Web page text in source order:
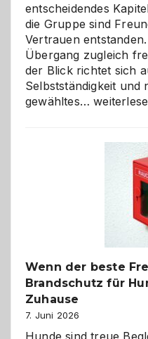
entscheidendes
die Gruppe sind
Vertrauen
Übergang zugleich
der Blick richtet sich
Selbstständigkeit und
gewähltes…Abschied
bewusst
herzlich
gestalten
Wenn der beste
Brandschutz für
Zuhause
7. Juni 2026